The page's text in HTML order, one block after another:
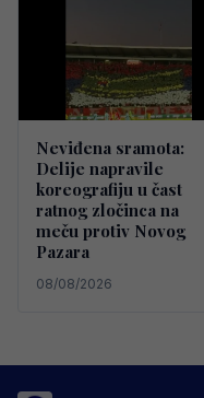
Neviđena sramota:
Delije napravile
koreografiju u čast
ratnog zločinca na
meču protiv Novog
Pazara
08/08/2026